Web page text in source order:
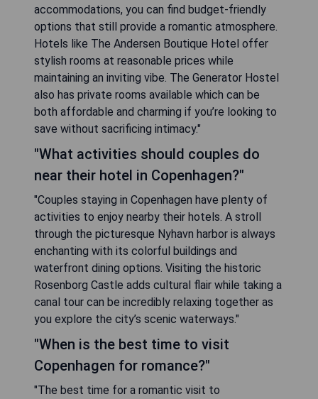
accommodations, you can find budget-friendly
options that still provide a romantic atmosphere.
Hotels like The Andersen Boutique Hotel offer
stylish rooms at reasonable prices while
maintaining an inviting vibe. The Generator Hostel
also has private rooms available which can be
both affordable and charming if you’re looking to
save without sacrificing intimacy."
"What activities should couples do
near their hotel in Copenhagen?"
"Couples staying in Copenhagen have plenty of
activities to enjoy nearby their hotels. A stroll
through the picturesque Nyhavn harbor is always
enchanting with its colorful buildings and
waterfront dining options. Visiting the historic
Rosenborg Castle adds cultural flair while taking a
canal tour can be incredibly relaxing together as
you explore the city’s scenic waterways."
"When is the best time to visit
Copenhagen for romance?"
"The best time for a romantic visit to